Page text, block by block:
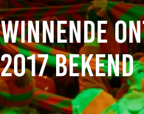
Winnende
2017 bekend